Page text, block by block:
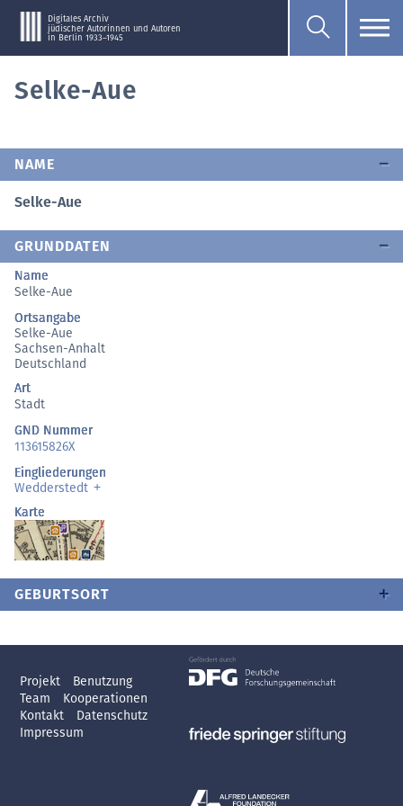
Digitales Archiv
jüdischer Autorinnen und Autoren
in Berlin 1933–1945
Selke-Aue
NAME
Selke-Aue
GRUNDDATEN
Name
Selke-Aue
Ortsangabe
Selke-Aue
Sachsen-Anhalt
Deutschland
Art
Stadt
GND Nummer
113615826X
Eingliederungen
Wedderstedt
Karte
GEBURTSORT
Projekt
Benutzung
Team
Kooperationen
Kontakt
Datenschutz
Impressum